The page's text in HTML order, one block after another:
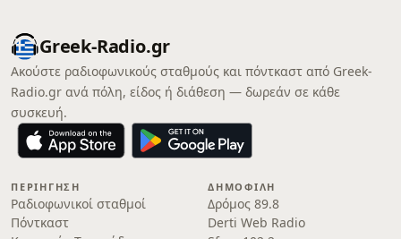
Greek-Radio.gr
Ακούστε ραδιοφωνικούς σταθμούς και πόντκαστ από Greek-
Radio.gr ανά πόλη, είδος ή διάθεση — δωρεάν σε κάθε
συσκευή.
ΠΕΡΙΉΓΗΣΗ
Ραδιοφωνικοί σταθμοί
Πόντκαστ
ΔΗΜΟΦΙΛΉ
Δρόμος 89.8
Derti Web Radio